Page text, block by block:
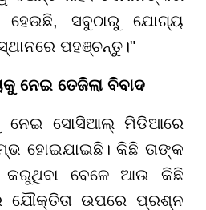
ସବୁଠାରୁ ଯୋଗ୍ୟ
ପହଞ୍ଚନ୍ତୁ।"
ନେଇ ତେଜିଲା ବିବାଦ
ନେଇ ସୋସିଆଲ୍ ମିଡିଆରେ
ହୋଇଯାଇଛି। କିଛି ତାଙ୍କ
କରୁଥିବା ବେଳେ ଆଉ କିଛି
ଯୌକ୍ତିତା ଉପରେ ପ୍ରଶ୍ନ